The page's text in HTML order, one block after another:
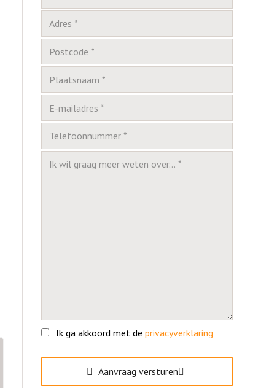
Ik ga akkoord met de privacyverklaring
Gelieve dit veld leeg te laten.
Aanvraag versturen